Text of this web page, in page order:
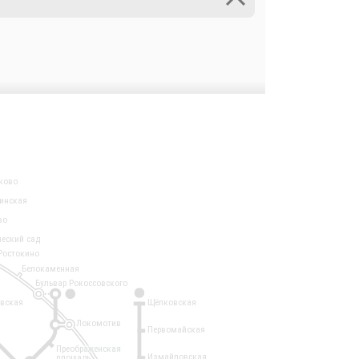
1
Локомотив
сад
Белокаменная
Щёлковская
Первомайская
Измайловская
Бульвар Рокоссовского
Преображенская